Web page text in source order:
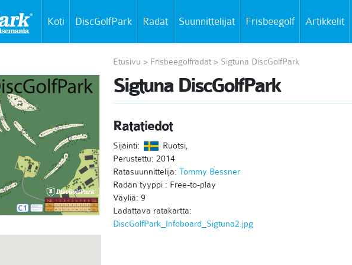
Koti DiscGolfPark Radat Suunnittelijat Frisbeegolf Artikkelit
Etusivu > Frisbeegolfradat> Sigtuna DiscGolfPark
Sigtuna DiscGolfPark
Ratatiedot
Sijainti:
Ruotsi,
Perustettu: 2014
Ratasuunnittelija: Tommy Bessner
Radan tyyppi : Free-to-play
Väyliä: 9
Ladattava ratakartta:
DiscGolfPark_Infoboard_Sigtuna2.jpg